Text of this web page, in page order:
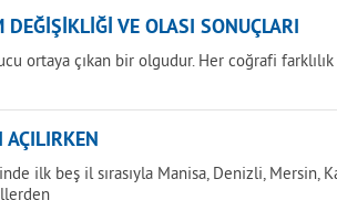
DEĞİŞİKLİĞİ VE OLASI SONUÇLARI
ortaya çıkan bir olgudur. Her coğrafi farklılık
AÇILIRKEN
ilk beş il sırasıyla Manisa, Denizli, Mersin,